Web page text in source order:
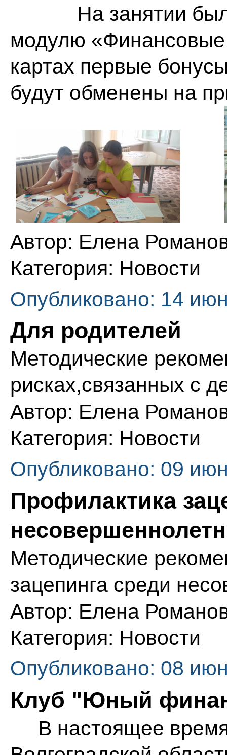
На занятии был
модулю
картах первые
будут обменены на
Автор: Елена
Категория: Новости
Опубликовано: 14
Для родителей
Методические
рисках,связанных с
Автор: Елена
Категория: Новости
Опубликовано: 09
Профилактика
Методические
зацепинга среди
Автор: Елена
Категория: Новости
Опубликовано: 08
Клуб "Юный
В настоящее время